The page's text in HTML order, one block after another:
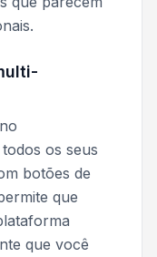
os seus
botões de
que
que você